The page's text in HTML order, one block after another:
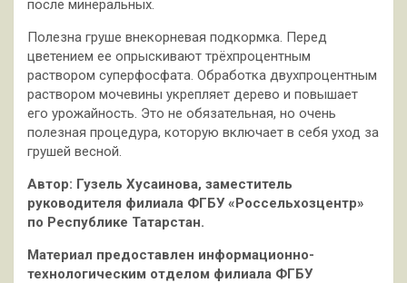
после минеральных.
Полезна груше внекорневая подкормка. Перед
цветением ее опрыскивают трёхпроцентным
раствором суперфосфата. Обработка двухпроцентным
раствором мочевины укрепляет дерево и повышает
его урожайность. Это не обязательная, но очень
полезная процедура, которую включает в себя уход за
грушей весной.
Автор: Гузель Хусаинова, заместитель
руководителя филиала ФГБУ «Россельхозцентр»
по Республике Татарстан.
Материал предоставлен информационно-
технологическим отделом филиала ФГБУ